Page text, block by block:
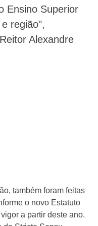
Ensino Superior
região",
Alexandre
também foram feitas
o novo Estatuto
a partir deste ano.